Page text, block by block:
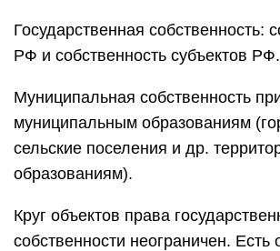
Государственная собственность:
РФ и собственность субъектов РФ.
Муниципальная собственность
муниципальным образованиям
сельские поселения и др.
образованиям).
Круг объектов права
собственности неограничен. Есть